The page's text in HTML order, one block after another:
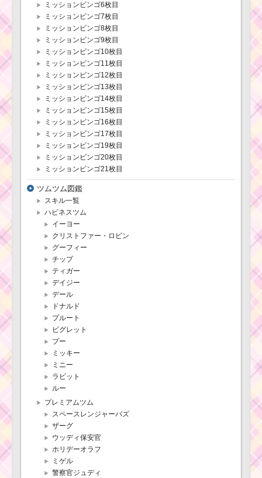
ミッションビンゴ6枚目
ミッションビンゴ7枚目
ミッションビンゴ8枚目
ミッションビンゴ9枚目
ミッションビンゴ10枚目
ミッションビンゴ11枚目
ミッションビンゴ12枚目
ミッションビンゴ13枚目
ミッションビンゴ14枚目
ミッションビンゴ15枚目
ミッションビンゴ16枚目
ミッションビンゴ17枚目
ミッションビンゴ19枚目
ミッションビンゴ20枚目
ミッションビンゴ21枚目
ツムツム図鑑
スキル一覧
ハピネスツム
イーヨー
クリストファー・ロビン
グーフィー
チップ
ティガー
デイジー
デール
ドナルド
プルート
ピグレット
プー
ミッキー
ミニー
ラビット
ルー
プレミアムツム
スペースレンジャーバズ
ザーグ
ウッディ保安官
ホリデーオラフ
ミゲル
警察官ジュディ